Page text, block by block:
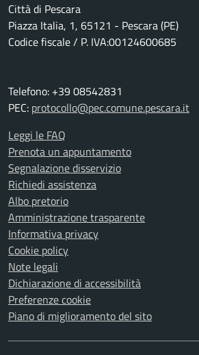
Città di Pescara
Piazza Italia, 1, 65121 - Pescara (PE)
Codice fiscale / P. IVA:00124600685
Telefono: +39 08542831
PEC: protocollo@pec.comune.pescara.it
Leggi le FAQ
Prenota un appuntamento
Segnalazione disservizio
Richiedi assistenza
Albo pretorio
Amministrazione trasparente
Informativa privacy
Cookie policy
Note legali
Dichiarazione di accessibilità
Preferenze cookie
Piano di miglioramento del sito